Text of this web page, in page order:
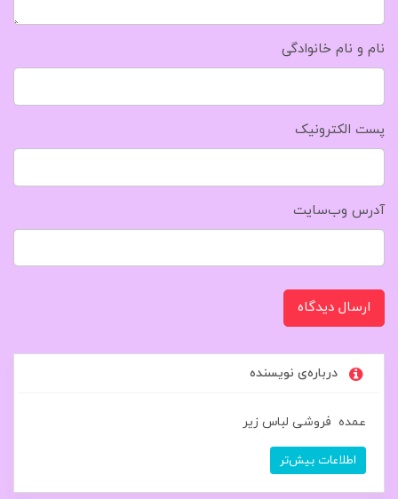
نام و نام خانوادگی
پست الکترونیک
آدرس وب‌سایت
ارسال دیدگاه
درباره‌ی نویسنده
عمده فروشی لباس زیر
اطلاعات بیش‌تر